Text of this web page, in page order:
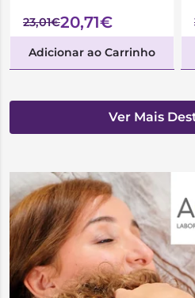
23,01€20,71€
Adicionar ao Carrinho
Ver Mais